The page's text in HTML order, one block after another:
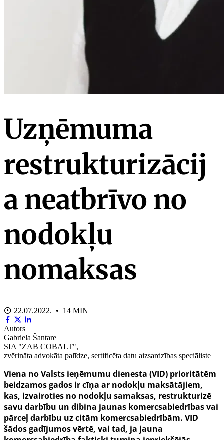
Uzņēmuma
restrukturizācij
a neatbrīvo no
nodokļu
nomaksas
22.07.2022. • 14 MIN
Autors
Gabriela Šantare
SIA "ZAB COBALT",
zvērināta advokāta palīdze, sertificēta datu aizsardzības speciāliste
Viena no Valsts ieņēmumu dienesta (VID) prioritātēm
beidzamos gados ir cīņa ar nodokļu maksātājiem,
kas, izvairoties no nodokļu samaksas, restrukturizē
savu darbību un dibina jaunas komercsabiedrības vai
pārceļ darbību uz citām komercsabiedrībām. VID
šādos gadījumos vērtē, vai tad, ja jauna